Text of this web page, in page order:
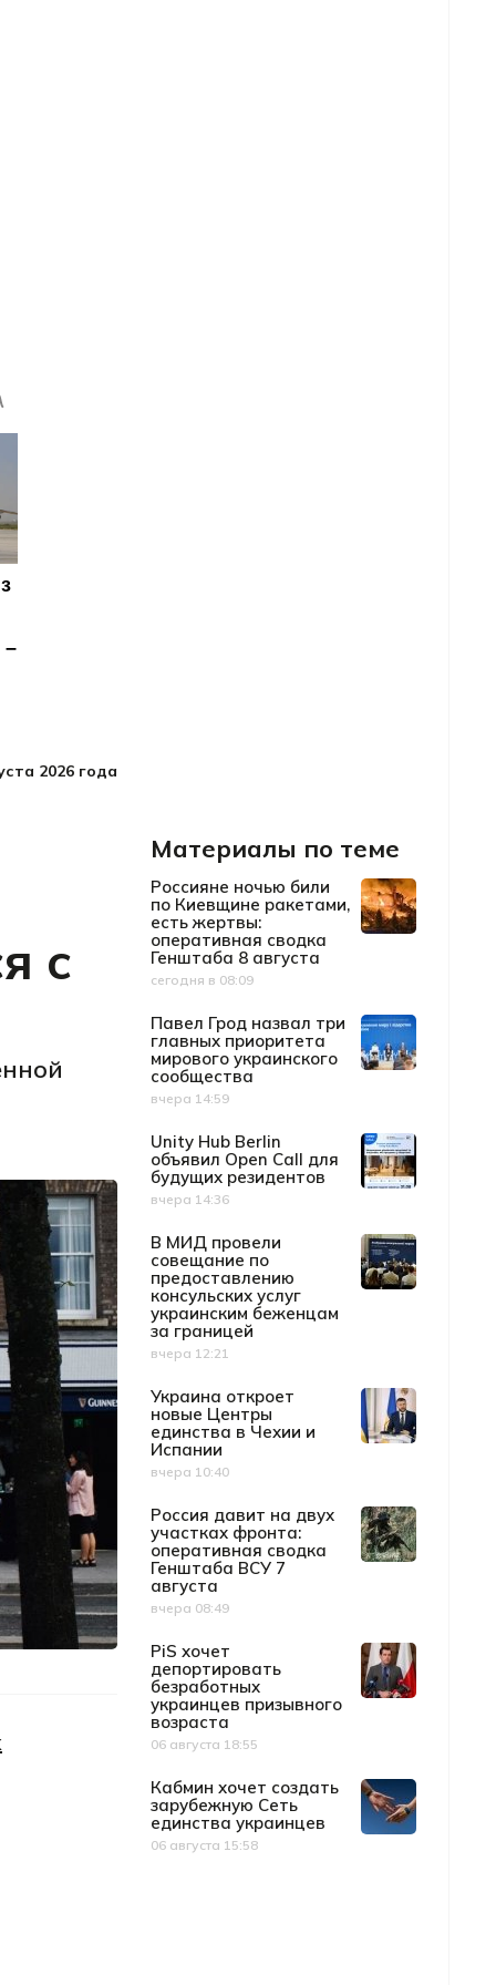
2026 года
с
Материалы по теме
Россияне ночью били
по Киевщине ракетами,
есть жертвы:
оперативная сводка
Генштаба 8 августа
Дата публикации
сегодня в 08:09
Павел Грод назвал три
главных приоритета
мирового украинского
сообщества
Дата публикации
вчера 14:59
Unity Hub Berlin
объявил Open Call для
будущих резидентов
Дата публикации
вчера 14:36
В МИД провели
совещание по
предоставлению
консульских услуг
украинским беженцам
за границей
Дата публикации
вчера 12:21
Украина откроет
новые Центры
единства в Чехии и
Испании
Дата публикации
вчера 10:40
Россия давит на двух
участках фронта:
оперативная сводка
Генштаба ВСУ 7
августа
Дата публикации
вчера 08:49
PiS хочет
депортировать
безработных
украинцев призывного
возраста
Дата публикации
06 августа 18:55
Кабмин хочет создать
зарубежную Сеть
единства украинцев
Дата публикации
06 августа 15:58